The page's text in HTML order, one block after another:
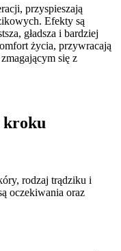
przyspieszają
Efekty są
gładsza i bardziej
życia, przywracają
się z
kroku
rodzaj trądziku i
oczekiwania oraz